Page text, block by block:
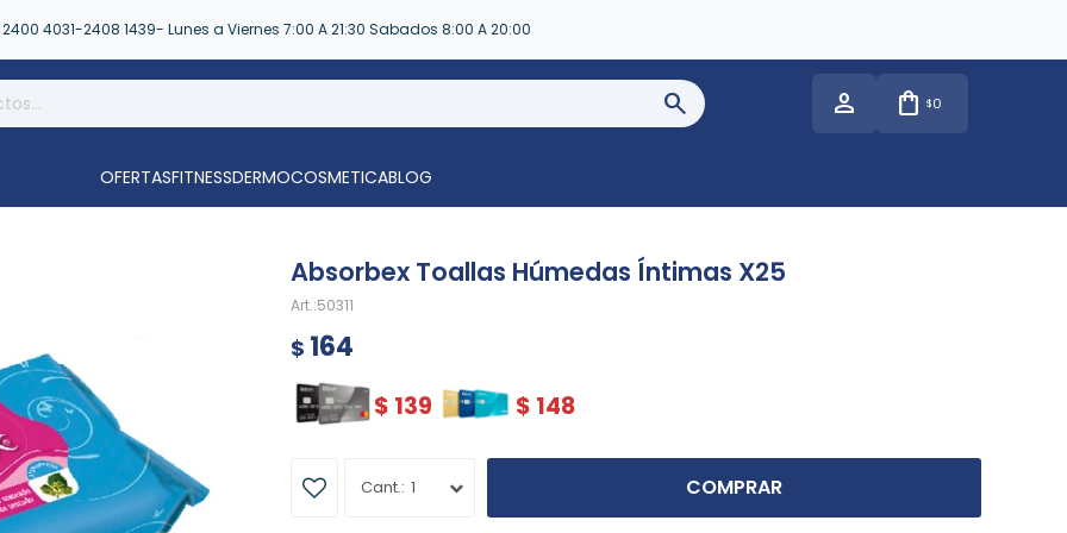
2400 4031-2408 1439- Lunes a Viernes 7:00 A 21:30 Sabados 8:00 A 20:00
$0
OFERTASFITNESSDERMOCOSMETICABLOG
Absorbex Toallas Húmedas Íntimas X25
50311
$ 164
$ 139 $ 148
1 COMPRAR